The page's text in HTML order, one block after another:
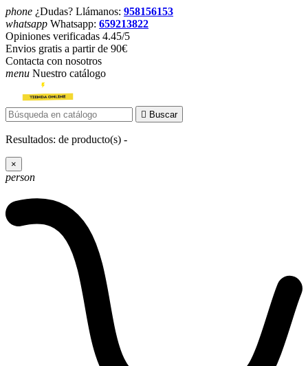
phone ¿Dudas? Llámanos: 958156153
whatsapp Whatsapp: 659213822
Opiniones verificadas 4.45/5
Envios gratis a partir de 90€
Contacta con nosotros
menu Nuestro catálogo
 Buscar
Resultados: de producto(s) -
×
person